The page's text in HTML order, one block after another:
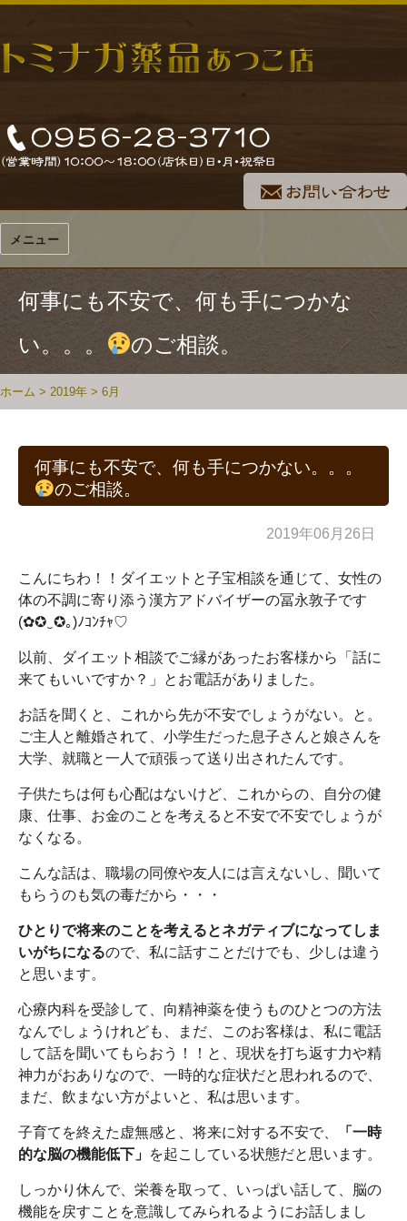
メニュー
何事にも不安で、何も手につかな
い。。。
のご相談。
ホーム > 2019年 > 6月
何事にも不安で、何も手につかない。。。
のご相談。
2019年06月26日
こんにちわ！！ダイエットと子宝相談を通じて、女性の
体の不調に寄り添う漢方アドバイザーの冨永敦子です
(✿✪‿✪｡)ﾉｺﾝﾁｬ♡
以前、ダイエット相談でご縁があったお客様から「話に
来てもいいですか？」とお電話がありました。
お話を聞くと、これから先が不安でしょうがない。と。
ご主人と離婚されて、小学生だった息子さんと娘さんを
大学、就職と一人で頑張って送り出されたんです。
子供たちは何も心配はないけど、これからの、自分の健
康、仕事、お金のことを考えると不安で不安でしょうが
なくなる。
こんな話は、職場の同僚や友人には言えないし、聞いて
もらうのも気の毒だから・・・
ひとりで将来のことを考えるとネガティブになってしま
いがちになるので、私に話すことだけでも、少しは違う
と思います。
心療内科を受診して、向精神薬を使うものひとつの方法
なんでしょうけれども、まだ、このお客様は、私に電話
して話を聞いてもらおう！！と、現状を打ち返す力や精
神力がおありなので、一時的な症状だと思われるので、
まだ、飲まない方がよいと、私は思います。
子育てを終えた虚無感と、将来に対する不安で、
「一時
的な脳の機能低下」 を起こしている状態だと思います。
しっかり休んで、栄養を取って、いっぱい話して、脳の
機能を戻すことを意識してみられるようにお話しまし